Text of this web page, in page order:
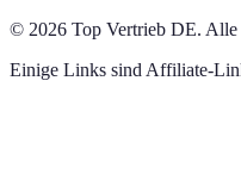
© 2026 Top Vertrieb DE. Alle
Einige Links sind Affiliate-